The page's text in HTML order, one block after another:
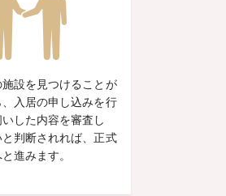
設を見つけることが
入居の申し込みを行
した内容を審査し
判断されれば、正式
進みます。